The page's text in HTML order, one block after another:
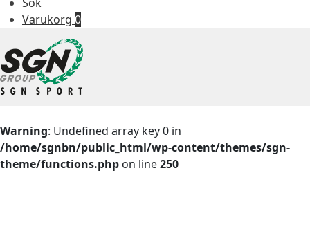
Sök
Varukorg 0
Warning: Undefined array key 0 in
/home/sgnbn/public_html/wp-content/themes/sgn-
theme/functions.php on line250